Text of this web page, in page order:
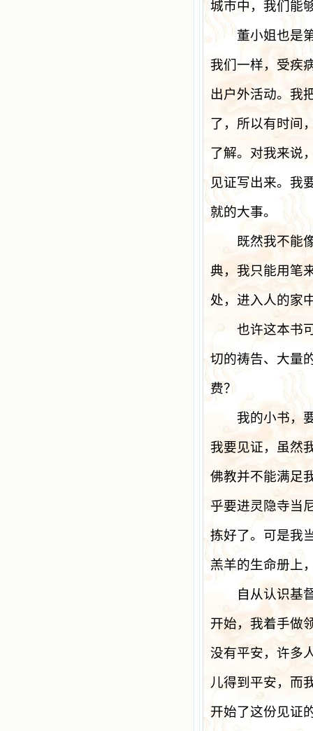
城市中，我们能
董小姐也是第
我们一样，受疾
出户外活动。我
了，所以有时间
了解。对我来说
见证写出来。我
就的大事。
既然我不能
典，我只能用笔
处，进入人的家
也许这本书可
切的祷告、大量
费？
我的小书，要
我要见证，虽然
佛教并不能满足
乎要进灵隐寺当
拣好了。可是我
羔羊的生命册上
自从认识基督
开始，我着手做
没有平安，许多
儿得到平安，而
开始了这份见证